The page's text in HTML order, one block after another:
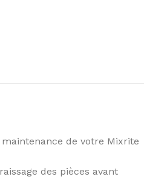
de votre Mixrite
des pièces avant